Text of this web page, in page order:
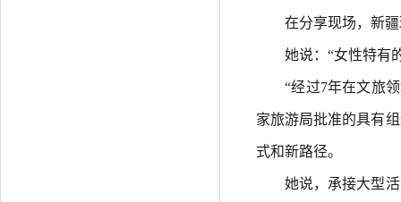
在分享现场，新疆
她说：“女性特有的
“经过7年在文旅领
家旅游局批准的具有
式和新路径。
她说，承接大型活